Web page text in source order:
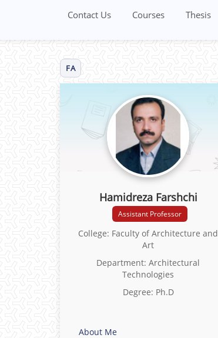
Thesis
Courses
Contact Us
FA
Hamidreza Farshchi
Assistant Professor
College: Faculty of Architecture and
Art
Department: Architectural
Technologies
Degree: Ph.D
About Me